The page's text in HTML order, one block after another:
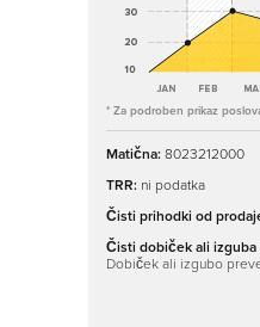
* Za podroben prikaz
Matična:8023212000
TRR: ni podatka
Čisti prihodki od
Čisti dobiček ali
Dobiček ali izgubo